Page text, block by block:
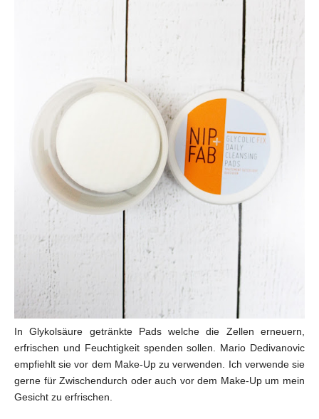
In Glykolsäure getränkte Pads welche die Zellen erneuern,
erfrischen und Feuchtigkeit spenden sollen. Mario Dedivanovic
empfiehlt sie vor dem Make-Up zu verwenden. Ich verwende sie
gerne für Zwischendurch oder auch vor dem Make-Up um mein
Gesicht zu erfrischen.